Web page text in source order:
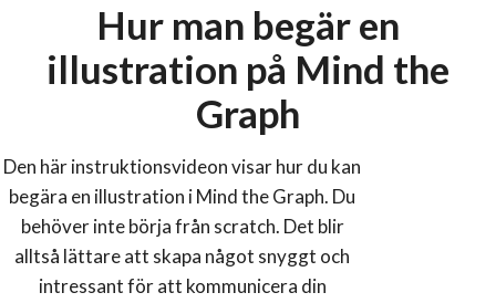
Hur man begär en
illustration på Mind the
Graph
Den här instruktionsvideon visar hur du kan
begära en illustration i Mind the Graph. Du
behöver inte börja från scratch. Det blir
alltså lättare att skapa något snyggt och
intressant för att kommunicera din